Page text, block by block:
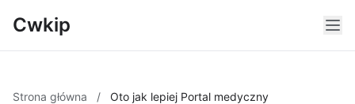
Cwkip
Strona główna / Oto jak lepiej Portal medyczny